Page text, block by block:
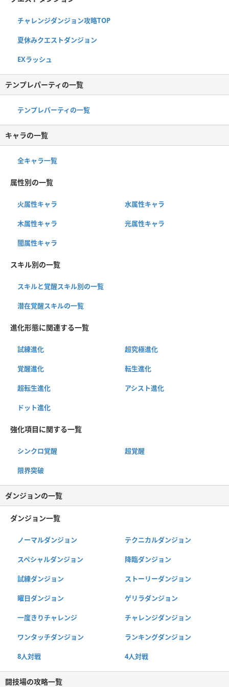
チャレンジダンジョン攻略TOP
夏休みクエストダンジョン
EXラッシュ
テンプレパーティの一覧
テンプレパーティの一覧
キャラの一覧
全キャラ一覧
属性別の一覧
火属性キャラ 水属性キャラ
木属性キャラ 光属性キャラ
闇属性キャラ
スキル別の一覧
スキルと覚醒スキル別の一覧
潜在覚醒スキルの一覧
進化形態に関連する一覧
試練進化 超究極進化
覚醒進化 転生進化
超転生進化 アシスト進化
ドット進化
強化項目に関する一覧
シンクロ覚醒 超覚醒
限界突破
ダンジョンの一覧
ダンジョン一覧
ノーマルダンジョン テクニカルダンジョン
スペシャルダンジョン 降臨ダンジョン
試練ダンジョン ストーリーダンジョン
曜日ダンジョン ゲリラダンジョン
一度きりチャレンジ チャレンジダンジョン
ワンタッチダンジョン ランキングダンジョン
8人対戦 4人対戦
闘技場の攻略一覧